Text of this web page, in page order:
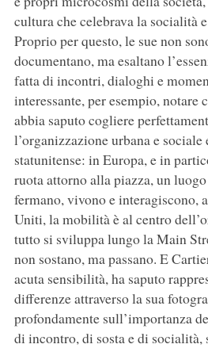
cultura che celebrava la socialità
Proprio per questo, le sue non
documentano, ma esaltano
fatta di incontri, dialoghi e
interessante, per esempio, notare
abbia saputo cogliere
l’organizzazione urbana e sociale
statunitense: in Europa, e in
ruota attorno alla piazza, un
fermano, vivono e interagiscono,
Uniti, la mobilità è al centro
tutto si sviluppa lungo la Main
non sostano, ma passano. E
acuta sensibilità, ha saputo
differenze attraverso la sua
profondamente sull’importanza
di incontro, di sosta e di